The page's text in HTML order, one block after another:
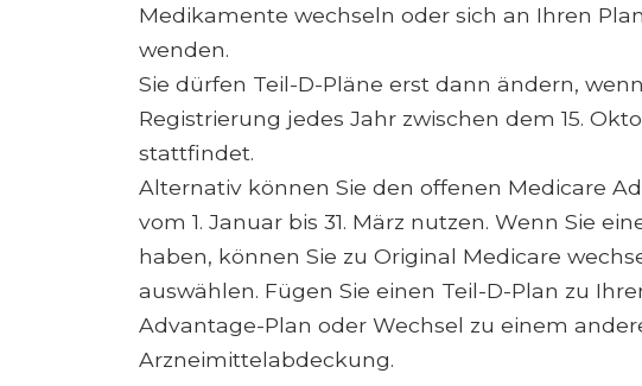
Medikamente wechseln oder sich an Ihren
wenden.
Sie dürfen Teil-D-Pläne erst dann ändern,
Registrierung jedes Jahr zwischen dem 15.
stattfindet.
Alternativ können Sie den offenen Medicare
vom 1. Januar bis 31. März nutzen. Wenn Sie
haben, können Sie zu Original Medicare
auswählen. Fügen Sie einen Teil-D-Plan zu
Advantage-Plan oder Wechsel zu einem
Arzneimittelabdeckung.